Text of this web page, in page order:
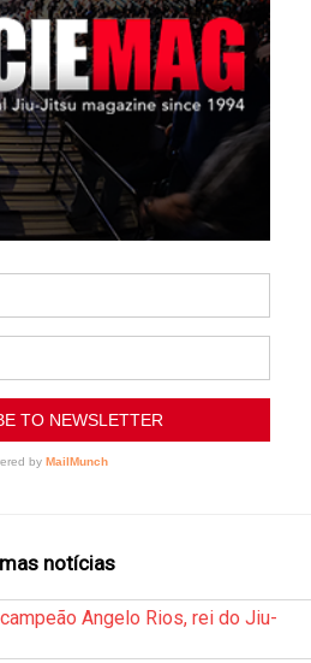
notícias
Angelo Rios, rei do Jiu-